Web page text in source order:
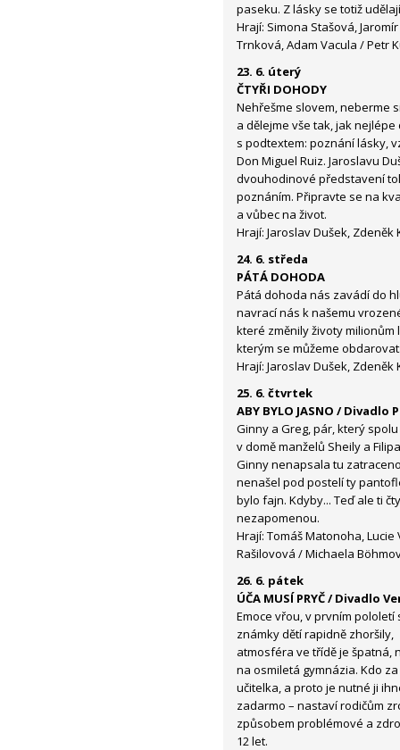
paseku. Z lásky se totiž
Hrají: Simona Stašová,
Trnková, Adam Vacula / Petr
23. 6. úterý
ČTYŘI DOHODY
Nehřešme slovem, neberme
a dělejme vše tak, jak
s podtextem: poznání lásky,
Don Miguel Ruiz. Jaroslavu
dvouhodinové představení
poznáním. Připravte se na
a vůbec na život.
Hrají: Jaroslav Dušek, Zdeněk
24. 6. středa
PÁTÁ DOHODA
Pátá dohoda nás zavádí do
navrací nás k našemu
které změnily životy milionům
kterým se můžeme
Hrají: Jaroslav Dušek, Zdeněk
25. 6. čtvrtek
ABY BYLO JASNO / Divadlo
Ginny a Greg, pár, který
v domě manželů Sheily a
Ginny nenapsala tu
nenašel pod postelí ty
bylo fajn. Kdyby... Teď ale ti
nezapomenou.
Hrají: Tomáš Matonoha,
Rašilovová / Michaela
26. 6. pátek
ÚČA MUSÍ PRYČ / Divadlo
Emoce vřou, v prvním pololetí
známky dětí rapidně zhoršily,
atmosféra ve třídě je špatná,
na osmiletá gymnázia. Kdo
učitelka, a proto je nutné ji
zadarmo – nastaví rodičům
způsobem problémové a
12 let.